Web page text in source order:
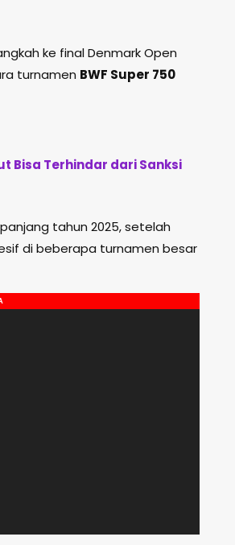
ke final Denmark Open
turnamen BWF Super 750
Bisa Terhindar dari Sanksi
tahun 2025, setelah
di beberapa turnamen besar